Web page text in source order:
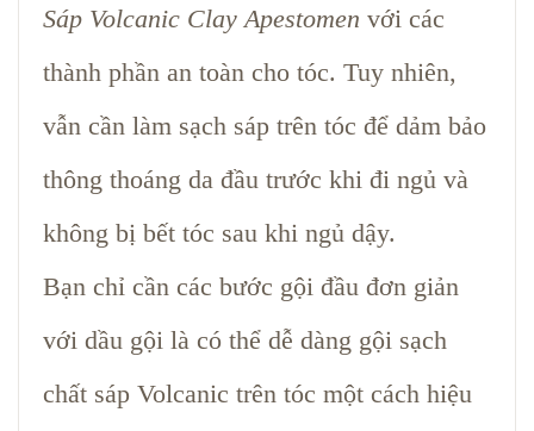
Sáp Volcanic Clay Apestomen với các
thành phần an toàn cho tóc. Tuy nhiên,
vẫn cần làm sạch sáp trên tóc để dảm bảo
thông thoáng da đầu trước khi đi ngủ và
không bị bết tóc sau khi ngủ dậy.
Bạn chỉ cần các bước gội đầu đơn giản
với dầu gội là có thể dễ dàng gội sạch
chất sáp Volcanic trên tóc một cách hiệu